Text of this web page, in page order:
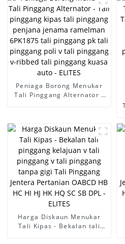
Peniaga Borong Menukar
Tali Pinggang Alternator -
pinggang pk tali pinggang
poli v tali pinggang v-
ribbed tali pinggang kuasa
auto - ELITES
Harga Diskaun Menukar
Tali Kipas - Bekalan tali